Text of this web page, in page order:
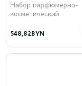
Набор парфюмерно-
косметический
548,82BYN